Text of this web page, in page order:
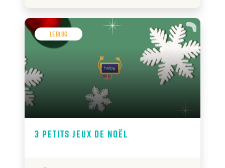
Le Blog
3 petits jeux de Noël